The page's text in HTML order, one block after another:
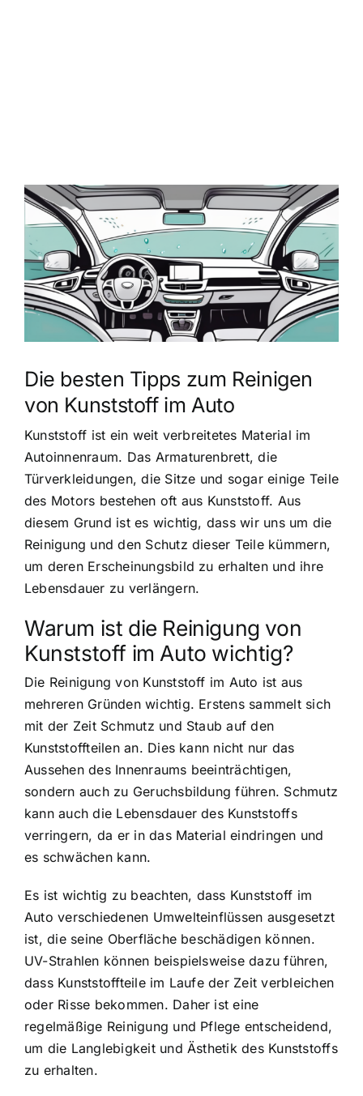
Zeige
grösseres
Die besten Tipps zum Reinigen
von Kunststoff im Auto
Kunststoff ist ein weit verbreitetes Material im
Autoinnenraum. Das Armaturenbrett, die
Türverkleidungen, die Sitze und sogar einige Teile
des Motors bestehen oft aus Kunststoff. Aus
diesem Grund ist es wichtig, dass wir uns um die
Reinigung und den Schutz dieser Teile kümmern,
um deren Erscheinungsbild zu erhalten und ihre
Lebensdauer zu verlängern.
Warum ist die Reinigung von
Kunststoff im Auto wichtig?
Die Reinigung von Kunststoff im Auto ist aus
mehreren Gründen wichtig. Erstens sammelt sich
mit der Zeit Schmutz und Staub auf den
Kunststoffteilen an. Dies kann nicht nur das
Aussehen des Innenraums beeinträchtigen,
sondern auch zu Geruchsbildung führen. Schmutz
kann auch die Lebensdauer des Kunststoffs
verringern, da er in das Material eindringen und
es schwächen kann.
Es ist wichtig zu beachten, dass Kunststoff im
Auto verschiedenen Umwelteinflüssen ausgesetzt
ist, die seine Oberfläche beschädigen können.
UV-Strahlen können beispielsweise dazu führen,
dass Kunststoffteile im Laufe der Zeit verbleichen
oder Risse bekommen. Daher ist eine
regelmäßige Reinigung und Pflege entscheidend,
um die Langlebigkeit und Ästhetik des Kunststoffs
zu erhalten.